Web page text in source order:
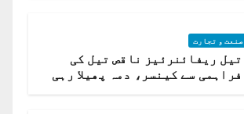
صنعت و تجارت
تیل ریفائنرئیز ناقص تیل کی
فراہمی سے کینسر، دمہ پھیلا رہی